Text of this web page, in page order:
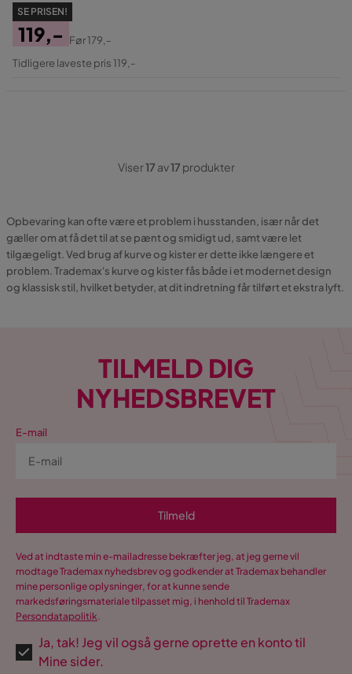
SE PRISEN!
Pris
119,-
Original
Før179,-
Tidligere laveste pris 119,-
Viser17 av17 produkter
Opbevaring kan ofte være et problem i husstanden, især når det
gæller om at få det til at se pænt og smidigt ud, samt være let
tilgægeligt. Ved brug af kurve og kister er dette ikke længere et
problem. Trademax's kurve og kister fås både i et modernet design
og klassisk stil, hvilket betyder, at dit indretning får tilført et ekstra lyft.
TILMELD DIG
NYHEDSBREVET
E-mail
Tilmeld
Ved at indtaste min e-mailadresse bekræfter jeg, at jeg gerne vil
modtage Trademax nyhedsbrev og godkender at Trademax behandler
mine personlige oplysninger, for at kunne sende
markedsføringsmateriale tilpasset mig, i henhold til Trademax
Persondatapolitik.
Ja, tak! Jeg vil også gerne oprette en konto til
Mine sider.